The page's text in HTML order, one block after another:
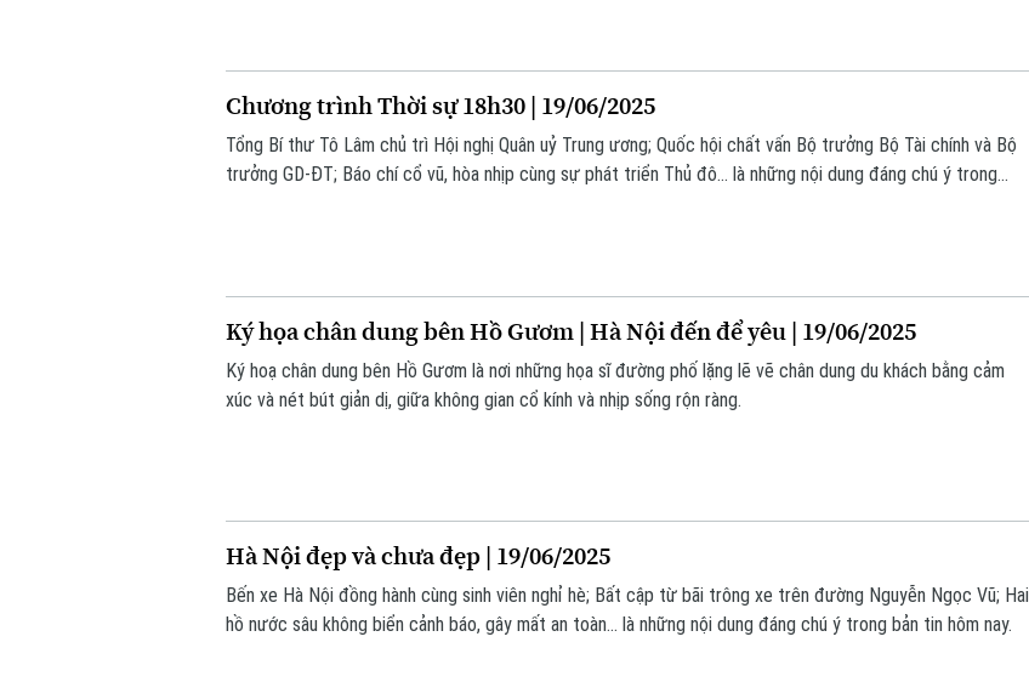
Chương trình Thời sự 18h30 | 19/06/2025
Tổng Bí thư Tô Lâm chủ trì Hội nghị Quân uỷ Trung ương; Quốc hội chất vấn Bộ trưởng Bộ Tài chính và Bộ
trưởng GD-ĐT; Báo chí cổ vũ, hòa nhịp cùng sự phát triển Thủ đô... là những nội dung đáng chú ý trong
Ký họa chân dung bên Hồ Gươm | Hà Nội đến để yêu | 19/06/2025
Ký hoạ chân dung bên Hồ Gươm là nơi những họa sĩ đường phố lặng lẽ vẽ chân dung du khách bằng cảm
xúc và nét bút giản dị, giữa không gian cổ kính và nhịp sống rộn ràng.
Hà Nội đẹp và chưa đẹp | 19/06/2025
Bến xe Hà Nội đồng hành cùng sinh viên nghỉ hè; Bất cập từ bãi trông xe trên đường Nguyễn Ngọc Vũ; Hai
hồ nước sâu không biển cảnh báo, gây mất an toàn... là những nội dung đáng chú ý trong bản tin hôm nay.